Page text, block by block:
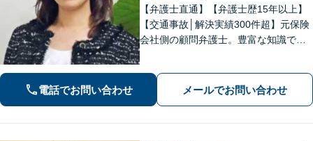
【弁護士直通】【弁護士歴15年以上】
【交通事故│解決実績300件超】元保険
会社側の顧問弁護士。豊富な知識で最
言書作成や資産管理など親身に支援し
ます【初回面談無料】【東梅田駅8分】
電話でお問い合わせ メールでお問い合わせ